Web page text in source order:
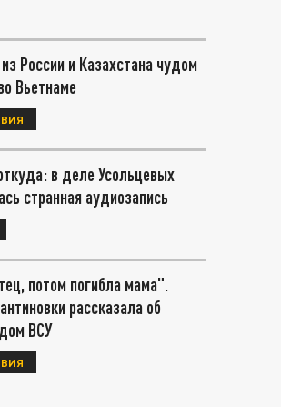
России и Казахстана чудом
Вьетнаме
в деле Усольцевых
странная аудиозапись
потом погибла мама".
рассказала об
ВСУ